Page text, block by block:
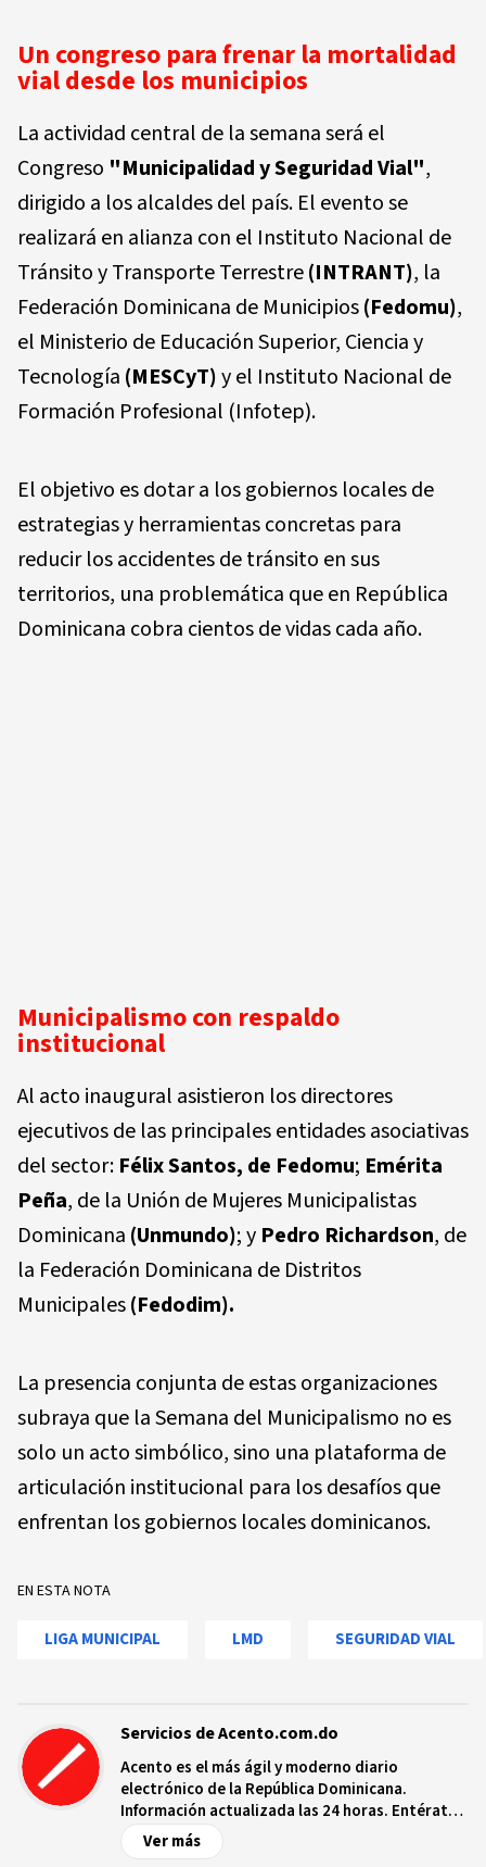
Un congreso para frenar la mortalidad
vial desde los municipios
La actividad central de la semana será el
Congreso "Municipalidad y Seguridad Vial",
dirigido a los alcaldes del país. El evento se
realizará en alianza con el Instituto Nacional de
Tránsito y Transporte Terrestre(INTRANT), la
Federación Dominicana de Municipios(Fedomu),
el Ministerio de Educación Superior, Ciencia y
Tecnología (MESCyT)y el Instituto Nacional de
Formación Profesional (Infotep).
El objetivo es dotar a los gobiernos locales de
estrategias y herramientas concretas para
reducir los accidentes de tránsito en sus
territorios, una problemática que en República
Dominicana cobra cientos de vidas cada año.
Municipalismo con respaldo
institucional
Al acto inaugural asistieron los directores
ejecutivos de las principales entidades asociativas
del sector: Félix Santos, de Fedomu; Emérita
Peña, de la Unión de Mujeres Municipalistas
Dominicana (Unmundo); y Pedro Richardson, de
la Federación Dominicana de Distritos
Municipales(Fedodim).
La presencia conjunta de estas organizaciones
subraya que la Semana del Municipalismo no es
solo un acto simbólico, sino una plataforma de
articulación institucional para los desafíos que
enfrentan los gobiernos locales dominicanos.
EN ESTA NOTA
LIGA MUNICIPAL LMD SEGURIDAD VIAL
Servicios de Acento.com.do
Acento es el más ágil y moderno diario
electrónico de la República Dominicana.
Información actualizada las 24 horas. Entérate
de las noticias y sucesos más importantes a
nivel nacional e internacional, videos y fotos
Ver más